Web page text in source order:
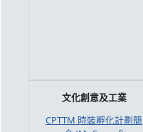
文化創意及工業
CPTTM 時裝孵化計劃簡